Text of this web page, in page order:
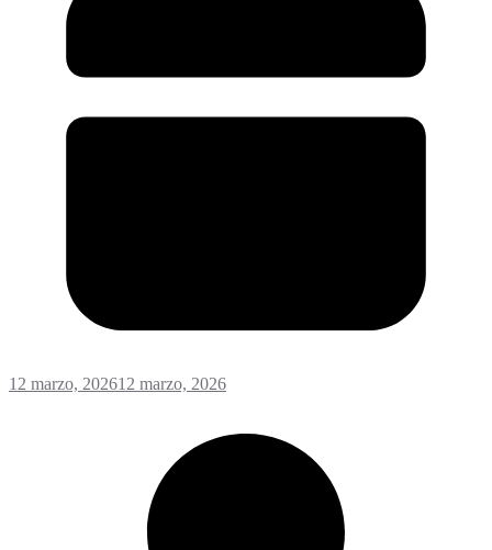
12 marzo, 202612 marzo, 2026